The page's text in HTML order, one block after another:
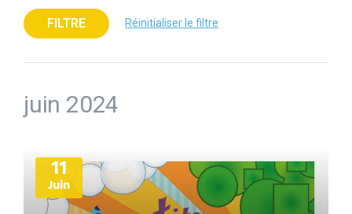
FILTRE Réinitialiser le filtre
juin 2024
11
Juin
d'informations